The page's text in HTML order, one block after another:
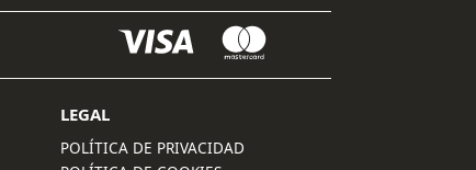
LEGAL
POLÍTICA DE PRIVACIDAD